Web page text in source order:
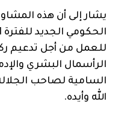
يشار إلى أن هذه
للعمل من أجل تدعيم
الرأسمال البشري
السامية لصاحب
الله وأيده.